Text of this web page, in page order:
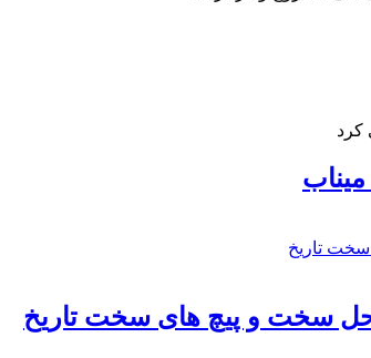
کرد
سخت و پیچ های سخت تاریخ